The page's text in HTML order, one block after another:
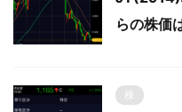
らの株価
株